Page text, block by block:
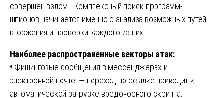
совершен взлом. Комплексный поиск программ-
шпионов начинается именно с анализа возможных путей
вторжения и проверки каждого из них.
Наиболее распространенные векторы атак:
• Фишинговые сообщения в мессенджерах и
электронной почте — переход по ссылке приводит к
автоматической загрузке вредоносного скрипта.